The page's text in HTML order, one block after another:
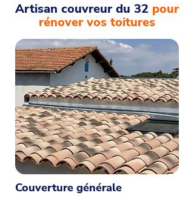
Artisan couvreur du 32 pour
rénover vos toitures
Couverture générale